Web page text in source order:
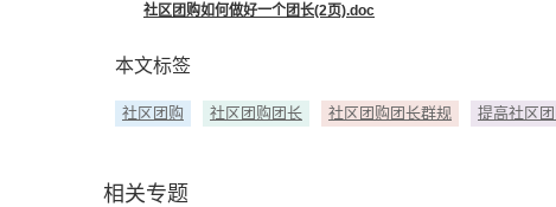
社区团购如何做好一个团长(2页).doc
本文标签
社区团购 社区团购团长 社区团购团长群规 提高社区
相关专题